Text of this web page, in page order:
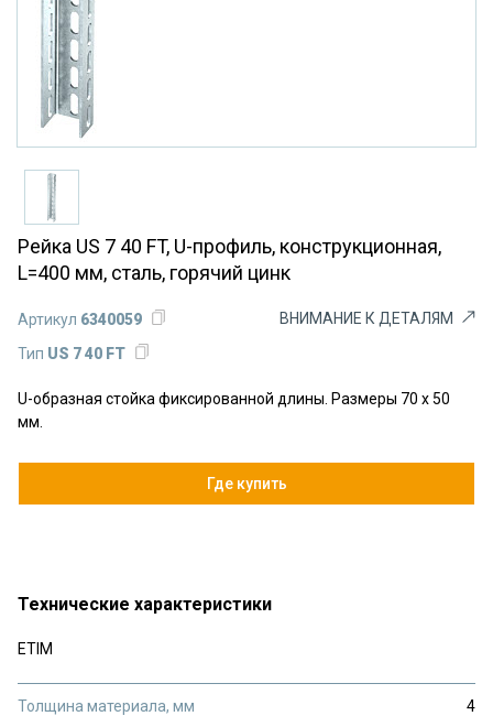
Рейка US 7 40 FT, U-профиль, конструкционная,
L=400 мм, сталь, горячий цинк
Артикул 6340059
Тип US 7 40 FT
ВНИМАНИЕ К ДЕТАЛЯМ
U-образная стойка фиксированной длины. Размеры 70 x 50
мм.
Где купить
Технические характеристики
ETIM
Толщина материала, мм 4